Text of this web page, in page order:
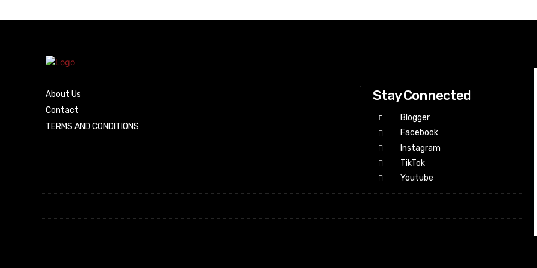
About Us
Contact
TERMS AND CONDITIONS
Stay Connected
Blogger
Facebook
Instagram
TikTok
Youtube